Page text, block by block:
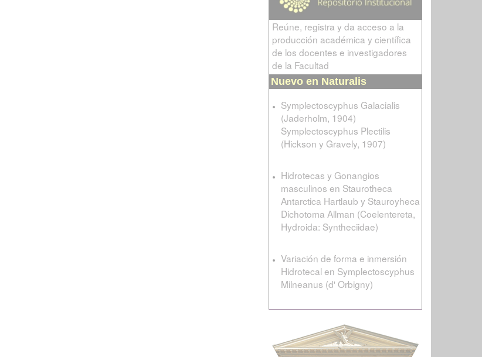
Reúne, registra y da acceso a la
producción académica y científica
de los docentes e investigadores
de la Facultad
Nuevo en Naturalis
Symplectoscyphus Galacialis
(Jaderholm, 1904)
Symplectoscyphus Plectilis
(Hickson y Gravely, 1907)
Hidrotecas y Gonangios
masculinos en Staurotheca
Antarctica Hartlaub y Stauroyheca
Dichotoma Allman (Coelentereta,
Hydroida: Syntheciidae)
Variación de forma e inmersión
Hidrotecal en Symplectoscyphus
Milneanus (d' Orbigny)